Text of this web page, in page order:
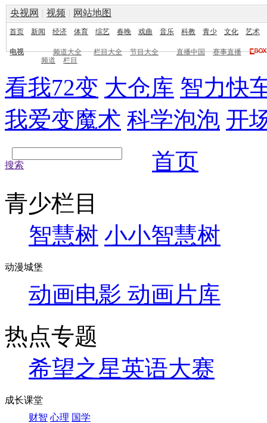
央视网 | 视频 | 网站地图
首页 新闻 经济 体育 综艺 春晚 戏曲 音乐 科教 青少 文化 艺术
电视 频道大全 栏目大全 节目大全 直播中国
赛事直播
频道
栏目
看我72变 大仓库 智力快
我爱变魔术 科学泡泡 开
搜索
首页
青少栏目
智慧树 小小智慧树
动漫城堡
动画电影 动画片库
热点专题
希望之星英语大赛
成长课堂
财智 心理 国学